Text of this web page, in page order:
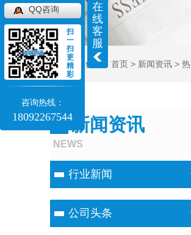
当前位置： 首页 > 新闻资讯 >
新闻资讯
NEWS
行业新闻
公司头条
在
线
客
服
QQ咨询
扫
一
扫
更
精
彩
咨询热线：
18092267544